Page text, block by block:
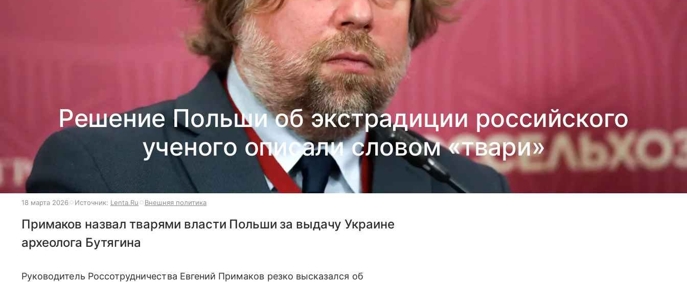
Решение Польши об экстрадиции российского
ученого описали словом «твари»
18 марта 2026 Источник: Lenta.Ru Внешняя политика
Примаков назвал тварями власти Польши за выдачу Украине
археолога Бутягина
Руководитель Россотрудничества Евгений Примаков резко высказался об